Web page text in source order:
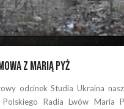
z Marią Pyż
odcinek Studia Ukraina
Radia Lwów Maria